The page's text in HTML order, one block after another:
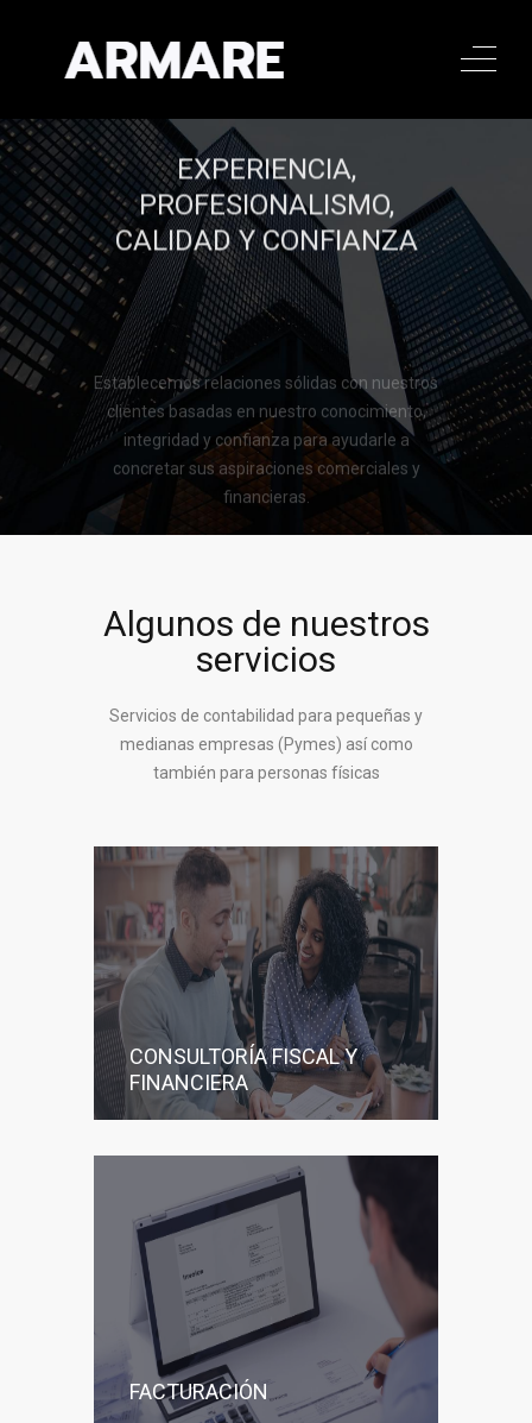
Llamar al 322 779 9188
EXPERIENCIA,
PROFESIONALISMO,
CALIDAD Y CONFIANZA
Establecemos relaciones sólidas con nuestros
clientes basadas en nuestro conocimiento,
integridad y confianza para ayudarle a
concretar sus aspiraciones comerciales y
financieras.
Llamar al 322 779 9188
CONTACTAR
Algunos de nuestros
servicios
Servicios de contabilidad para pequeñas y
medianas empresas (Pymes) así como
también para personas físicas
CONSULTORÍA FISCAL Y
FINANCIERA
FACTURACIÓN